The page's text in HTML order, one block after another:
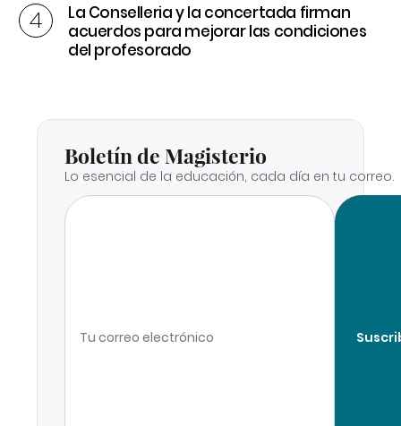
La Conselleria y la concertada firman
acuerdos para mejorar las condiciones
del profesorado
Boletín de Magisterio
Lo esencial de la educación, cada día en tu correo.